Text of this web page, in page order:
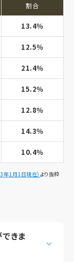
割合
13.4％
12.5％
21.4％
15.2％
12.8％
14.3％
10.4％
年1月1日現在）より抜粋
きま